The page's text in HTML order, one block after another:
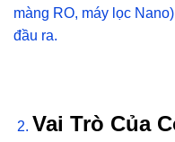
màng RO, máy lọc
đầu ra.
Vai Trò Của